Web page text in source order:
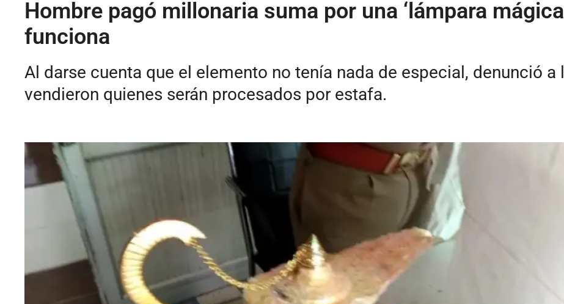
Hombre pagó millonaria suma por una ‘lámpara
funciona
Al darse cuenta que el elemento no tenía nada de especial, denunció a
vendieron quienes serán procesados por estafa.